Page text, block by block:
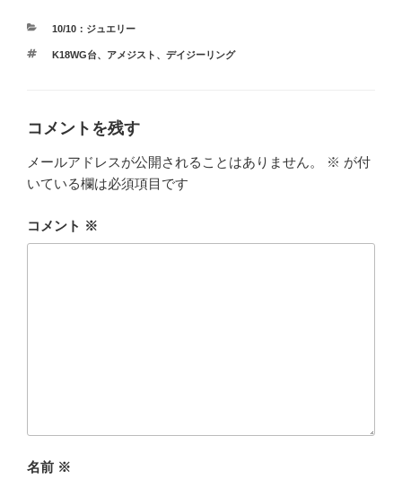
カ
ゴ
10/10：ジュエリー
タ
K18WG台、 アメジスト 、 デイジーリング
コメントを残す
メールアドレスが公開されることはありません。 ※ が付
いている欄は必須項目です
コメント ※
名前 ※